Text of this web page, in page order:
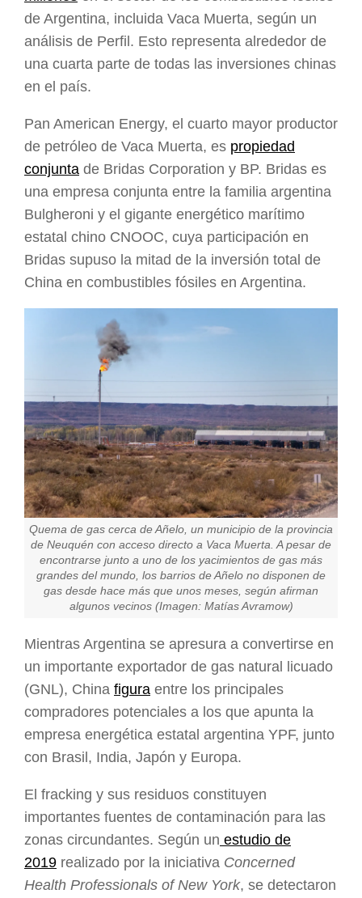
de Argentina, incluida Vaca Muerta, según un
análisis de Perfil. Esto representa alrededor de
una cuarta parte de todas las inversiones chinas
en el país.
Pan American Energy, el cuarto mayor productor
de petróleo de Vaca Muerta, es propiedad
conjunta de Bridas Corporation y BP. Bridas es
una empresa conjunta entre la familia argentina
Bulgheroni y el gigante energético marítimo
estatal chino CNOOC, cuya participación en
Bridas supuso la mitad de la inversión total de
China en combustibles fósiles en Argentina.
Quema de gas cerca de Añelo, un municipio de la provincia
de Neuquén con acceso directo a Vaca Muerta. A pesar de
encontrarse junto a uno de los yacimientos de gas más
grandes del mundo, los barrios de Añelo no disponen de
gas desde hace más que unos meses, según afirman
algunos vecinos (Imagen: Matías Avramow)
Mientras Argentina se apresura a convertirse en
un importante exportador de gas natural licuado
(GNL), China figura entre los principales
compradores potenciales a los que apunta la
empresa energética estatal argentina YPF, junto
con Brasil, India, Japón y Europa.
El fracking y sus residuos constituyen
importantes fuentes de contaminación para las
zonas circundantes. Según un estudio de
2019 realizado por la iniciativa Concerned
Health Professionals of New York, se detectaron